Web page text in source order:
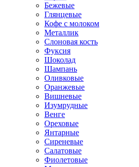
Бежевые
Глянцевые
Кофе с молоком
Металлик
Слоновая кость
Фуксия
Шоколад
Шампань
Оливковые
Оранжевые
Вишневые
Изумрудные
Венге
Ореховые
Янтарные
Сиреневые
Салатовые
Фиолетовые